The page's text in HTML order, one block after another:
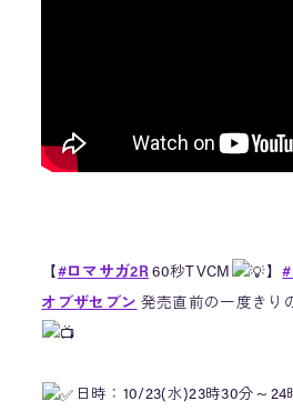
【 #ロマサガ2R 60秒TVCM 】
オブザセブン 発売直前の一度きり
日時：10/23(水)23時30分～24